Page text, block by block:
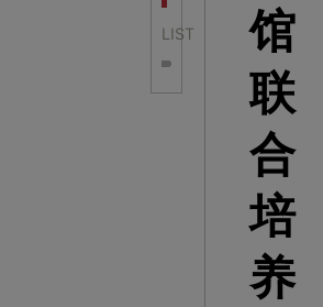
LIST
馆
联
合
培
养